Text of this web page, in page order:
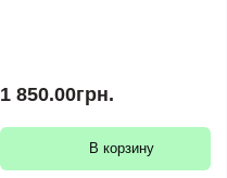
1 850.00грн.
В корзину